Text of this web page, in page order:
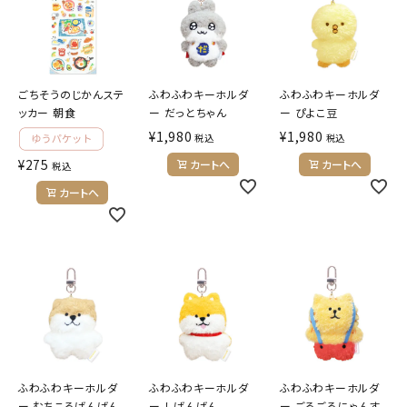
ごちそうのじかんステ
ッカー 朝食
¥275 税込
カートへ
ふわふわキーホルダ
ー だっとちゃん
¥1,980 税込
カートへ
ふわふわキーホルダ
ー ぴよこ豆
¥1,980 税込
カートへ
ふわふわキーホルダ
ふわふわキーホルダ
ふわふわキーホルダ